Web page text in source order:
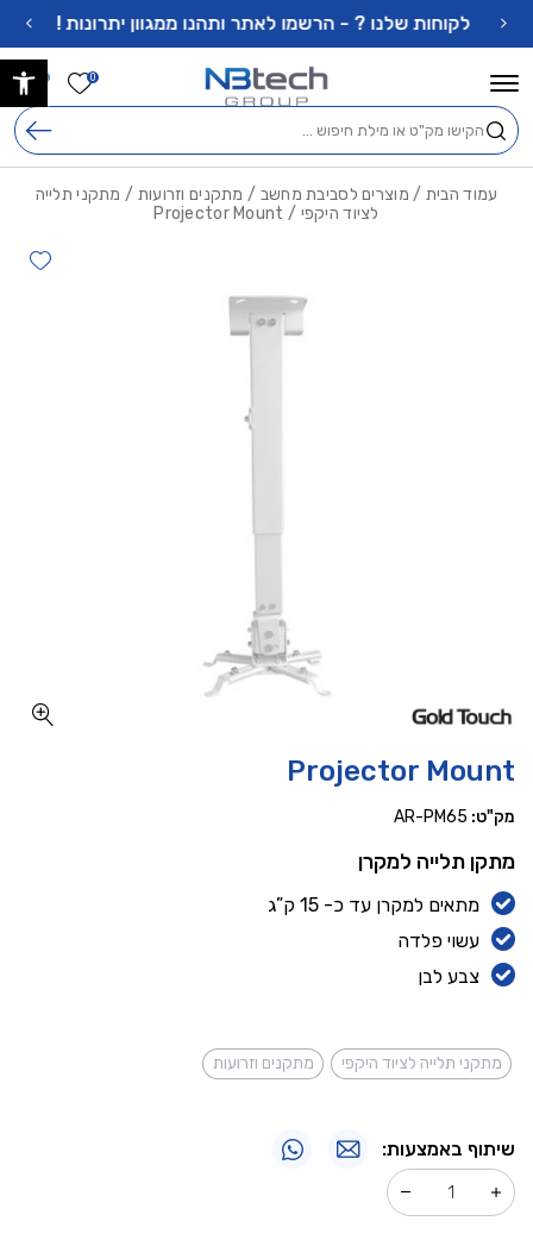
Skip to Content
לקוחות שלנו ? - הרשמו לאתר ותהנו ממגוון יתרונות !
0 הרשימה
חיפוש
עמוד הבית / מוצרים לסביבת מחשב / מתקנים וזרועות / מתקני תלייה
לציוד היקפי / Projector Mount
Projector Mount
מק"ט: AR-PM65
מתקן תלייה למקרן
מתאים למקרן עד כ- 15 ק”ג
עשוי פלדה
צבע לבן
מתקני תלייה לציוד היקפי מתקנים וזרועות
שיתוף באמצעות:
בחזרה למעלה